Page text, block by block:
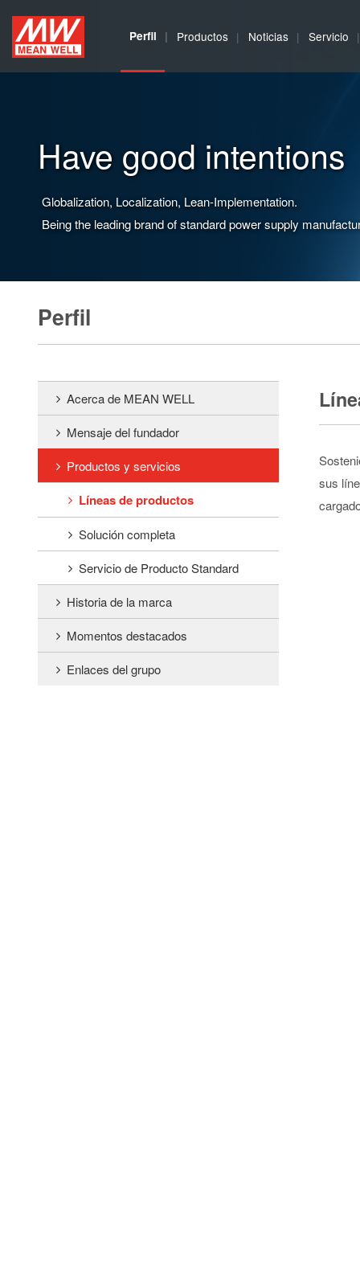
MEAN
WELL
Perfil Productos Noticias Servicio
Have good intentions
Globalization, Localization, Lean-Implementation.
Being the leading brand of standard power supply
Perfil
Acerca de MEAN WELL
Mensaje del fundador
Productos y servicios
Líneas de productos
Solución completa
Servicio de Producto Standard
Historia de la marca
Momentos destacados
Enlaces del grupo
sus